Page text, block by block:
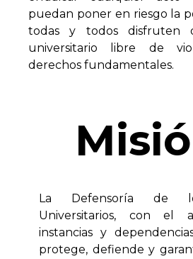
puedan poner en riesgo la
todas y todos disfruten
universitario libre de
derechos fundamentales.
La Defensoría de
Universitarios, con el
instancias y
protege, defiende y